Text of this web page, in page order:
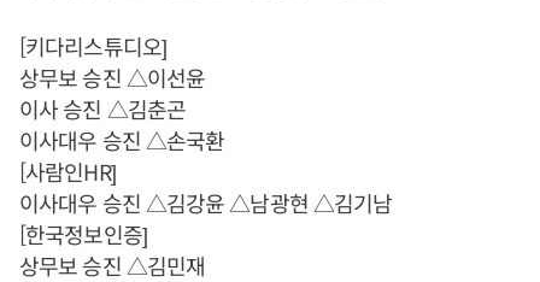
[키다리스튜디오]
상무보 승진 △이선윤
이사 승진 △김춘곤
이사대우 승진 △손국환
[사람인HR]
이사대우 승진 △김강윤 △남광현 △김기남
[한국정보인증]
상무보 승진 △김민재